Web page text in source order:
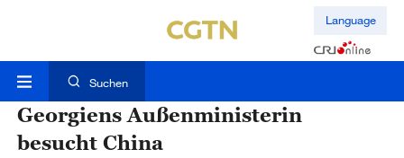
Language
Suchen
Georgiens Außenministerin
besucht China